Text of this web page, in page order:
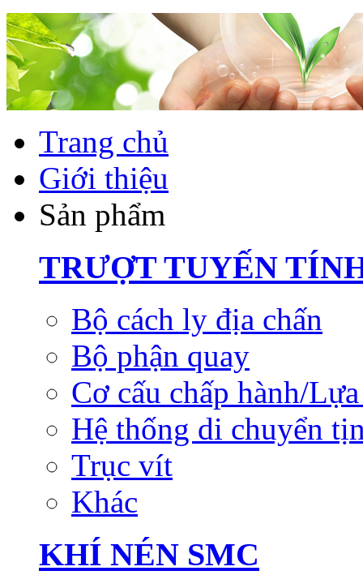
Trang chủ
Giới thiệu
Sản phẩm
TRƯỢT TUYẾN
Bộ cách ly địa chấn
Bộ phận quay
Cơ cấu chấp hành/
Hệ thống di chuyển
Trục vít
Khác
KHÍ NÉN SMC